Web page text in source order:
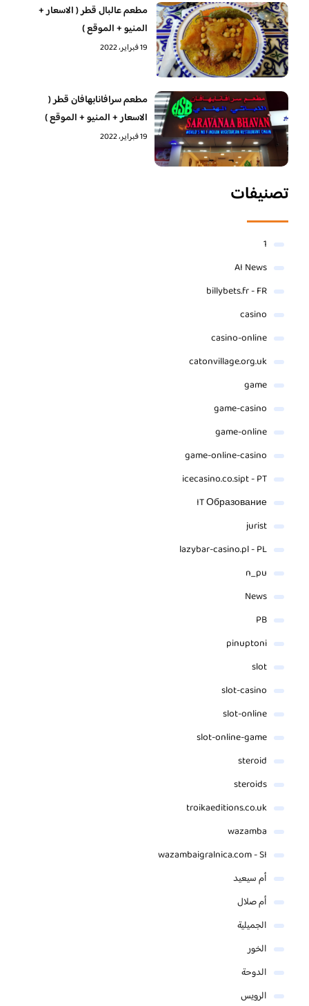
مطعم عالبال قطر ( الاسعار +
المنيو + الموقع )
19 فبراير، 2022
مطعم سرافانابهافان قطر (
الاسعار + المنيو + الموقع )
19 فبراير، 2022
تصنيفات
1
AI News
billybets.fr - FR
casino
casino-online
catonvillage.org.uk
game
game-casino
game-online
game-online-casino
icecasino.co.sipt - PT
IT Образование
jurist
lazybar-casino.pl - PL
n_pu
News
PB
pinuptoni
slot
slot-casino
slot-online
slot-online-game
steroid
steroids
troikaeditions.co.uk
wazamba
wazambaigralnica.com - SI
أم سيعيد
أم صلال
الجميلية
الخور
الدوحة
الرويس